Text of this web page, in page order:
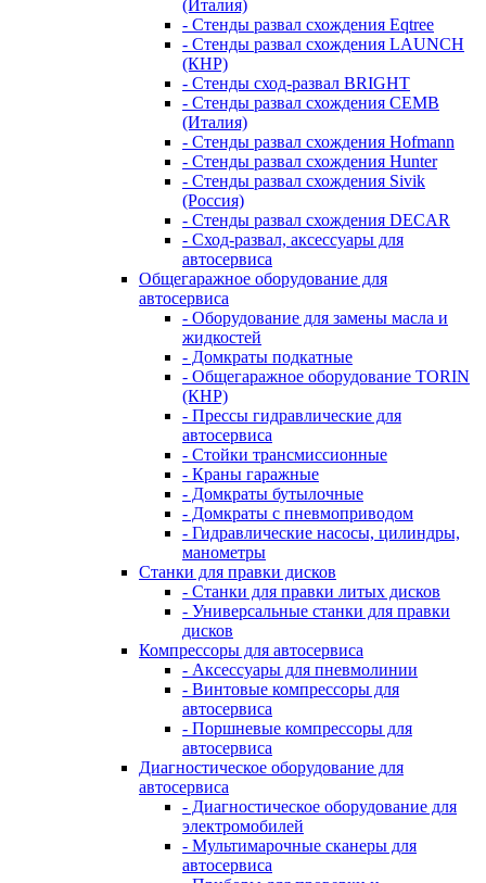
(Италия)
- Стенды развал схождения Eqtree
- Стенды развал схождения LAUNCH
(КНР)
- Стенды сход-развал BRIGHT
- Стенды развал схождения CEMB
(Италия)
- Стенды развал схождения Hofmann
- Стенды развал схождения Hunter
- Стенды развал схождения Sivik
(Россия)
- Стенды развал схождения DECAR
- Сход-развал, аксессуары для
автосервиса
Общегаражное оборудование для
автосервиса
- Оборудование для замены масла и
жидкостей
- Домкраты подкатные
- Общегаражное оборудование TORIN
(КНР)
- Прессы гидравлические для
автосервиса
- Стойки трансмиссионные
- Краны гаражные
- Домкраты бутылочные
- Домкраты с пневмоприводом
- Гидравлические насосы, цилиндры,
манометры
Станки для правки дисков
- Станки для правки литых дисков
- Универсальные станки для правки
дисков
Компрессоры для автосервиса
- Аксессуары для пневмолинии
- Винтовые компрессоры для
автосервиса
- Поршневые компрессоры для
автосервиса
Диагностическое оборудование для
автосервиса
- Диагностическое оборудование для
электромобилей
- Мультимарочные сканеры для
автосервиса